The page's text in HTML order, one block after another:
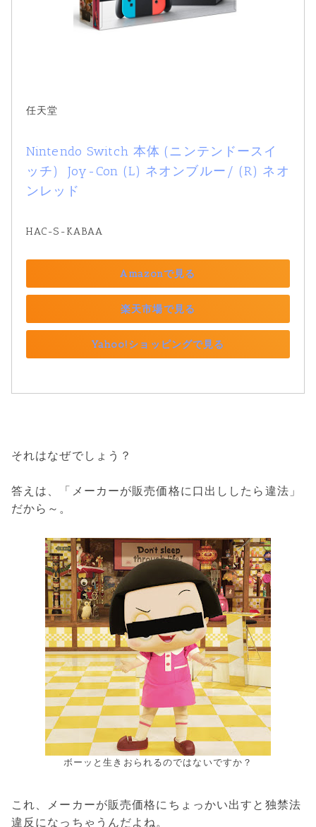
任天堂
Nintendo Switch 本体 (ニンテンドースイ
ッチ)  Joy-Con (L) ネオンブルー/ (R) ネオ
ンレッド
HAC-S-KABAA
Amazonで見る
楽天市場で見る
Yahoo!ショッピングで見る
それはなぜでしょう？
答えは、「メーカーが販売価格に口出ししたら違法」
だから～。
ボーッと生きおられるのではないですか？
これ、メーカーが販売価格にちょっかい出すと独禁法
違反になっちゃうんだよね。